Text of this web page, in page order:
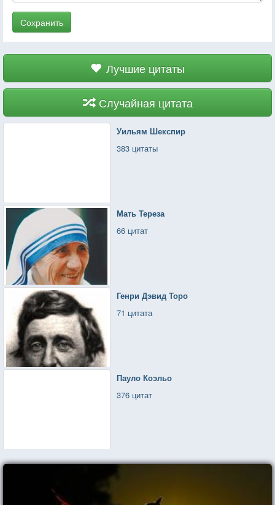
Сохранить
Лучшие цитаты
Случайная цитата
Уильям Шекспир
383 цитаты
Мать Тереза
66 цитат
Генри Дэвид Торо
71 цитата
Пауло Коэльо
376 цитат